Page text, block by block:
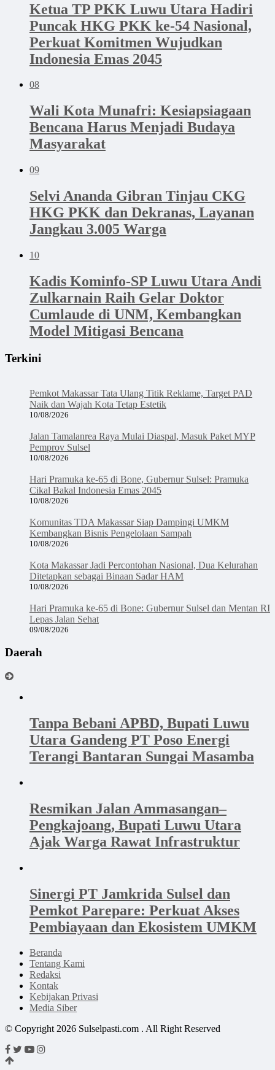
Ketua TP PKK Luwu Utara Hadiri
Puncak HKG PKK ke-54 Nasional,
Perkuat Komitmen Wujudkan
Indonesia Emas 2045
08
Wali Kota Munafri: Kesiapsiagaan
Bencana Harus Menjadi Budaya
Masyarakat
09
Selvi Ananda Gibran Tinjau CKG
HKG PKK dan Dekranas, Layanan
Jangkau 3.005 Warga
10
Kadis Kominfo-SP Luwu Utara Andi
Zulkarnain Raih Gelar Doktor
Cumlaude di UNM, Kembangkan
Model Mitigasi Bencana
Terkini
Pemkot Makassar Tata Ulang Titik Reklame, Target PAD
Naik dan Wajah Kota Tetap Estetik
10/08/2026
Jalan Tamalanrea Raya Mulai Diaspal, Masuk Paket MYP
Pemprov Sulsel
10/08/2026
Hari Pramuka ke-65 di Bone, Gubernur Sulsel: Pramuka
Cikal Bakal Indonesia Emas 2045
10/08/2026
Komunitas TDA Makassar Siap Dampingi UMKM
Kembangkan Bisnis Pengelolaan Sampah
10/08/2026
Kota Makassar Jadi Percontohan Nasional, Dua Kelurahan
Ditetapkan sebagai Binaan Sadar HAM
10/08/2026
Hari Pramuka ke-65 di Bone: Gubernur Sulsel dan Mentan RI
Lepas Jalan Sehat
09/08/2026
Daerah
Tanpa Bebani APBD, Bupati Luwu
Utara Gandeng PT Poso Energi
Terangi Bantaran Sungai Masamba
Resmikan Jalan Ammasangan–
Pengkajoang, Bupati Luwu Utara
Ajak Warga Rawat Infrastruktur
Sinergi PT Jamkrida Sulsel dan
Pemkot Parepare: Perkuat Akses
Pembiayaan dan Ekosistem UMKM
Beranda
Tentang Kami
Redaksi
Kontak
Kebijakan Privasi
Media Siber
© Copyright 2026 Sulselpasti.com . All Right Reserved